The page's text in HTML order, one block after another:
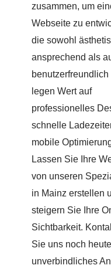
zusammen, um
Webseite zu
die sowohl
ansprechend als
benutzerfreundlich
legen Wert auf
professionelles
schnelle
mobile
Lassen Sie Ihre
von unseren
in Mainz erstellen
steigern Sie Ihre
Sichtbarkeit.
Sie uns noch
unverbindliches